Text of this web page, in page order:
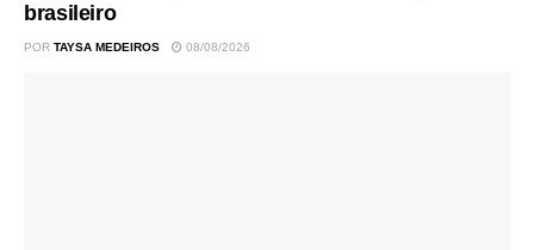
brasileiro
POR TAYSA MEDEIROS 08/08/2026